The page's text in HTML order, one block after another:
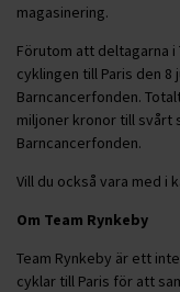
magasinering.
Förutom att deltagarna i
cyklingen till Paris den 8
Barncancerfonden.
miljoner kronor till svårt
Barncancerfonden.
Vill du också vara med i
Om Team Rynkeby
Team Rynkeby är ett
cyklar till Paris för att